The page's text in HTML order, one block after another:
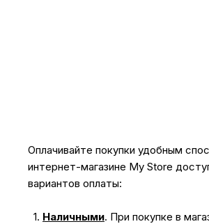
Оплачивайте покупки удобным
интернет-магазине My Store
вариантов оплаты:
1. Наличными. При покупке в